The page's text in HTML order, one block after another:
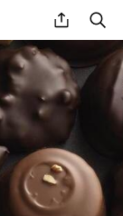
share